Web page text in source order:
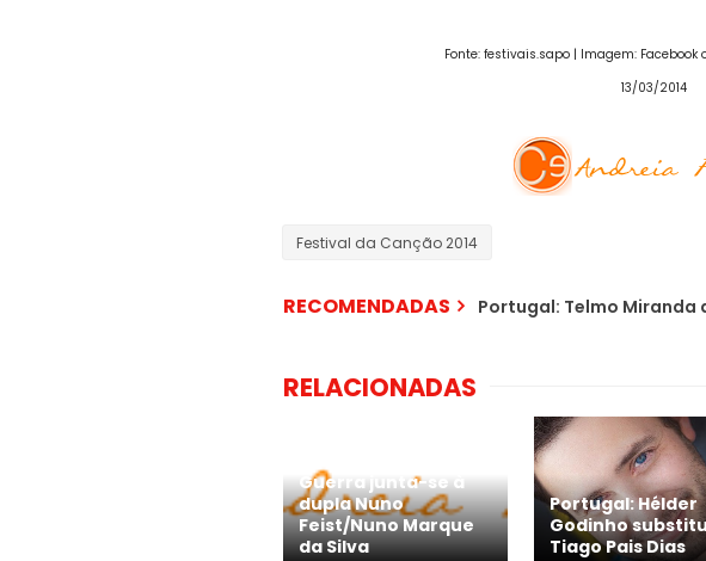
Fonte: festivais.sapo | Imagem: Facebook
13/03/2014
Festival da Canção 2014
RECOMENDADAS Portugal: Telmo Miranda
RELACIONADAS
Guerra junta-se à
dupla Nuno
Feist/Nuno Marque
da Silva
Portugal: Hélder
Godinho
Tiago Pais Dias